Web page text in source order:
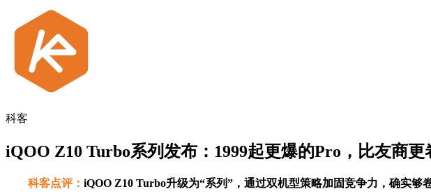
科客
iQOO Z10 Turbo系列发布：1999起更爆的Pro，比友商更
科客点评： iQOO Z10 Turbo升级为“系列”，通过双机型策略加固竞争力，确实够卷